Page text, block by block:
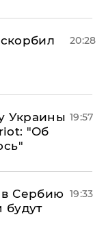
20:28
Украины
"Об
19:57
Сербию
будут
19:33